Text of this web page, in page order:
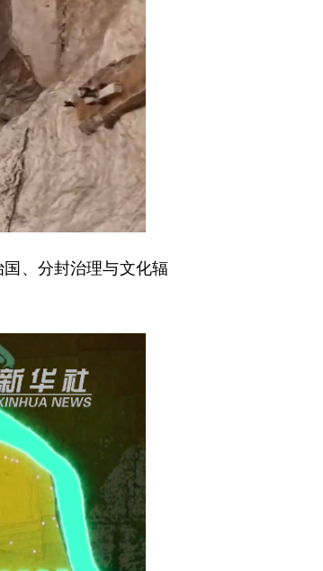
、分封治理与文化辐